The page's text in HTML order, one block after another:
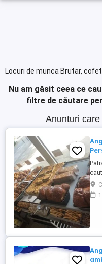
Locuri de munca Brutar,
Nu am găsit ceea ce
filtre de căutare
Anunțuri